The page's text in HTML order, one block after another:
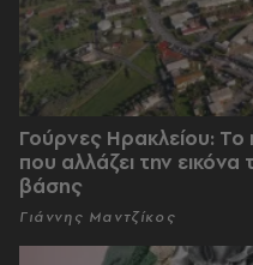
Γούρνες Ηρακλείου:
που αλλάζει την
βάσης
Γιάννης Μαντζίκος